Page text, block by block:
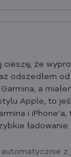
cieszę, że
odszedłem
a
Apple, to
i
automatycznie